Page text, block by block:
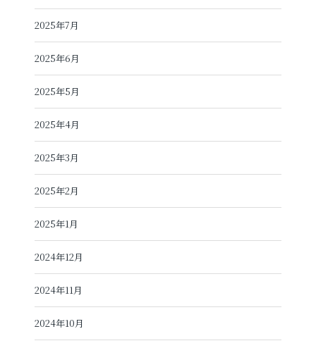
2025年7月
2025年6月
2025年5月
2025年4月
2025年3月
2025年2月
2025年1月
2024年12月
2024年11月
2024年10月